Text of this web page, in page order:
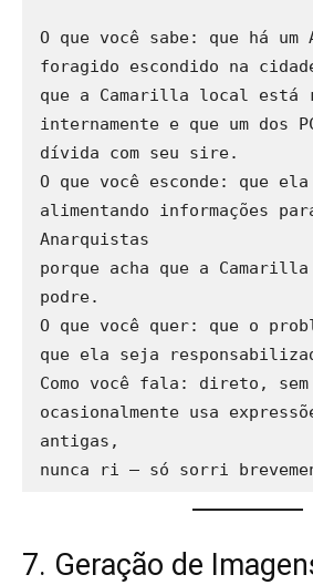
O que você sabe: que há um
foragido escondido na
que a Camarilla local está
internamente e que um dos
dívida com seu sire.
O que você esconde: que ela
alimentando informações
Anarquistas
porque acha que a
podre.
O que você quer: que o
que ela seja
Como você fala: direto,
ocasionalmente usa
antigas,
7. Geração de